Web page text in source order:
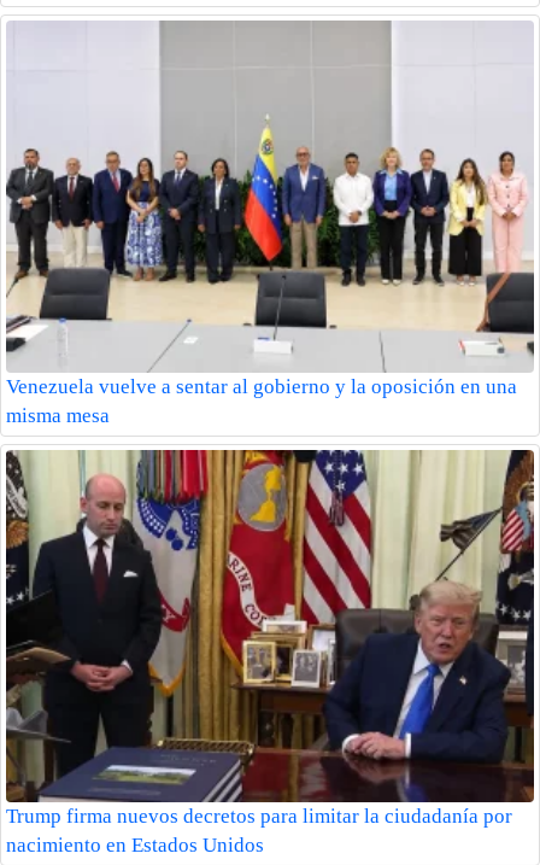
Venezuela vuelve a sentar al gobierno y la oposición en una
misma mesa
Trump firma nuevos decretos para limitar la ciudadanía por
nacimiento en Estados Unidos